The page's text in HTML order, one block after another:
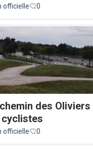
officielle 0
des Oliviers
officielle 0